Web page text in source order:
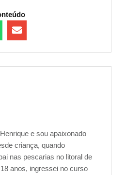
e sou apaixonado
criança, quando
nas pescarias no litoral de
anos, ingressei no curso